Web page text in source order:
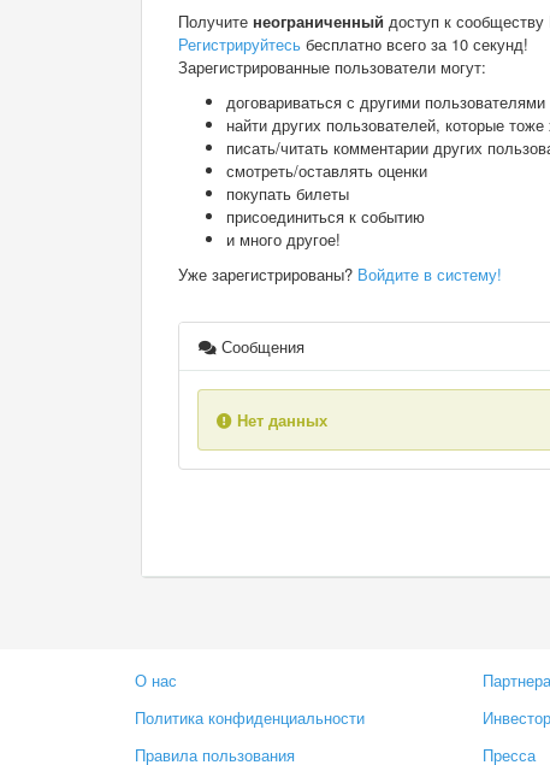
Получите неограниченный доступ к
Регистрируйтесь бесплатно всего за 10 секунд!
Зарегистрированные пользователи могут:
договариваться с другими пользователями
найти других пользователей, которые
писать/читать комментарии других
смотреть/оставлять оценки
покупать билеты
присоединиться к событию
и много другое!
Уже зарегистрированы? Войдите в систему!
Сообщения
Нет данных
О нас
Политика конфиденциальности
Правила пользования
Пресса